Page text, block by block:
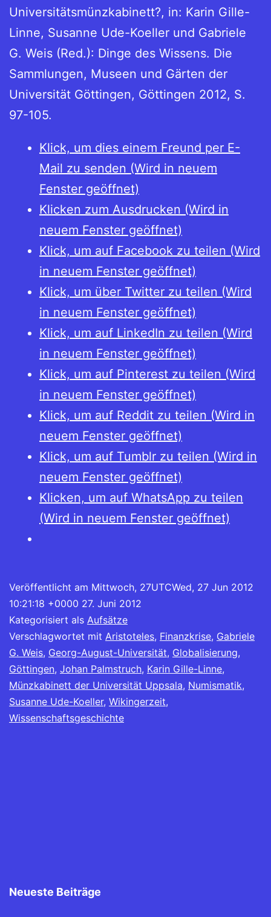
Universitätsmünzkabinett?, in: Karin Gille-
Linne, Susanne Ude-Koeller und Gabriele
G. Weis (Red.): Dinge des Wissens. Die
Sammlungen, Museen und Gärten der
Universität Göttingen, Göttingen 2012, S.
97-105.
Klick, um dies einem Freund per E-
Mail zu senden (Wird in neuem
Fenster geöffnet)
Klicken zum Ausdrucken (Wird in
neuem Fenster geöffnet)
Klick, um auf Facebook zu teilen (Wird
in neuem Fenster geöffnet)
Klick, um über Twitter zu teilen (Wird
in neuem Fenster geöffnet)
Klick, um auf LinkedIn zu teilen (Wird
in neuem Fenster geöffnet)
Klick, um auf Pinterest zu teilen (Wird
in neuem Fenster geöffnet)
Klick, um auf Reddit zu teilen (Wird in
neuem Fenster geöffnet)
Klick, um auf Tumblr zu teilen (Wird in
neuem Fenster geöffnet)
Klicken, um auf WhatsApp zu teilen
(Wird in neuem Fenster geöffnet)
Veröffentlicht am Mittwoch, 27UTCWed, 27 Jun 2012
10:21:18 +0000 27. Juni 2012
Kategorisiert als Aufsätze
Verschlagwortet mit Aristoteles, Finanzkrise, Gabriele
G. Weis, Georg-August-Universität, Globalisierung,
Göttingen, Johan Palmstruch, Karin Gille-Linne,
Münzkabinett der Universität Uppsala, Numismatik,
Susanne Ude-Koeller, Wikingerzeit,
Wissenschaftsgeschichte
Neueste Beiträge